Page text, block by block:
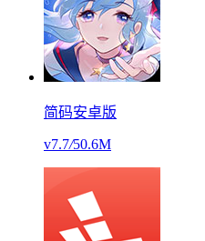
简码安卓版
v7.7/50.6M